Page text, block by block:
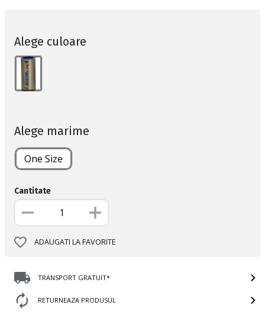
Alege culoare
Alege marime
One Size
Cantitate
ADAUGATI LA FAVORITE
TRANSPORT GRATUIT*
RETURNEAZA PRODUSUL